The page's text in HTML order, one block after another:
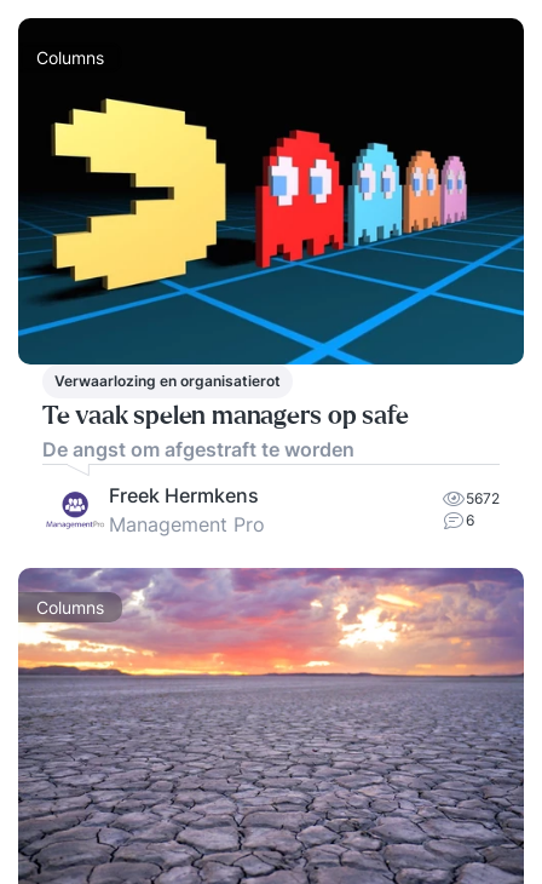
Columns
Verwaarlozing en organisatierot
Te vaak spelen managers op safe
De angst om afgestraft te worden
Freek Hermkens
Management Pro
5672
6
Columns